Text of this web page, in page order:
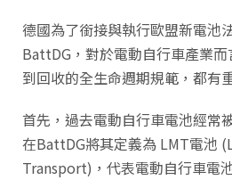
德國為了銜接與執行歐盟新電池
BattDG，對於電動自行車產業
到回收的全生命週期規範，都有
首先，過去電動自行車電池經常
在BattDG將其定義為 LMT電池
Transport)，代表電動自行車電